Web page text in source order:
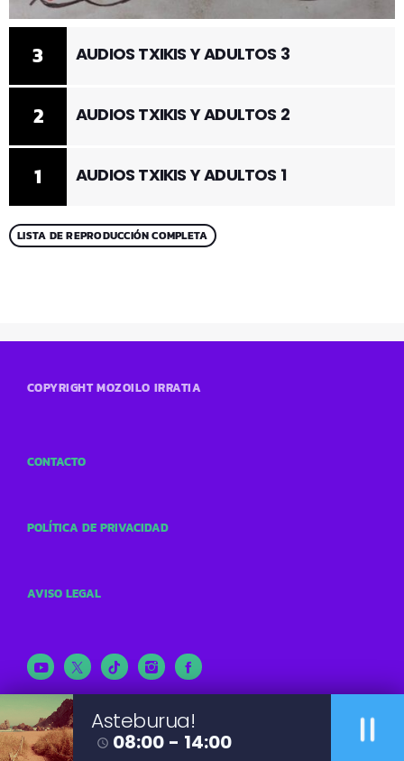
1 AUDIOS TXIKIS Y ADULTOS 1
2 AUDIOS TXIKIS Y ADULTOS 2
3 AUDIOS TXIKIS Y ADULTOS 3
LISTA DE REPRODUCCIÓN COMPLETA
Asteburua!
access_time 08:00 - 14:00 pause
COPYRIGHT MOZOILO IRRATIA
CONTACTO
POLÍTICA DE PRIVACIDAD
AVISO LEGAL